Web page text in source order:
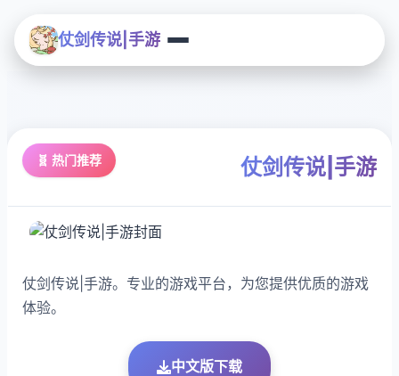
仗剑传说|手游
🧬 热门推荐 仗剑传说|手游
仗剑传说|手游。专业的游戏平台，为您提供优质的游戏
体验。
中文版下载